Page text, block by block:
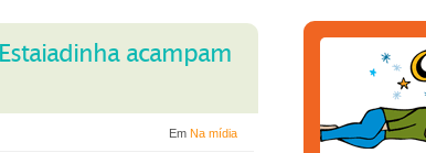
acampam
Em Na mídia